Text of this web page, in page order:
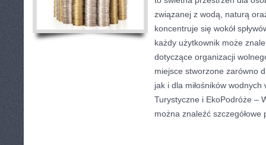
związanej z wodą, naturą
koncentruje się wokół
każdy użytkownik może
dotyczące organizacji
miejsce stworzone zarówno
jak i dla miłośników
Turystyczne i EkoPodróże –
można znaleźć szczegółowe